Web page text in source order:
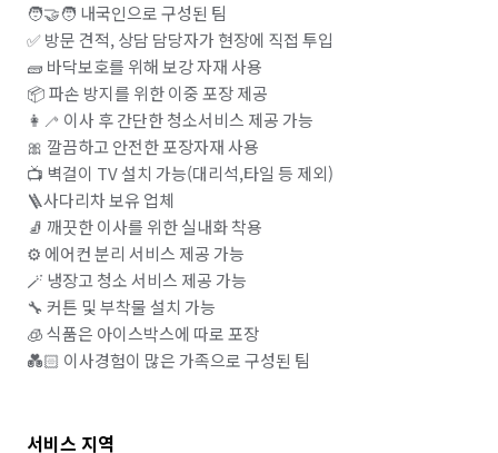
🧑‍🤝‍🧑 내국인으로 구성된 팀
✅ 방문 견적, 상담 담당자가 현장에 직접 투입
🧱 바닥보호를 위해 보강 자재 사용
📦 파손 방지를 위한 이중 포장 제공
👩‍🦯 이사 후 간단한 청소서비스 제공 가능
🎀 깔끔하고 안전한 포장자재 사용
📺 벽걸이 TV 설치 가능(대리석,타일 등 제외)
🪜사다리차 보유 업체
🧦 깨끗한 이사를 위한 실내화 착용
⚙️ 에어컨 분리 서비스 제공 가능
🪄 냉장고 청소 서비스 제공 가능
🔧 커튼 및 부착물 설치 가능
🧊 식품은 아이스박스에 따로 포장
💑🏻 이사경험이 많은 가족으로 구성된 팀
서비스 지역